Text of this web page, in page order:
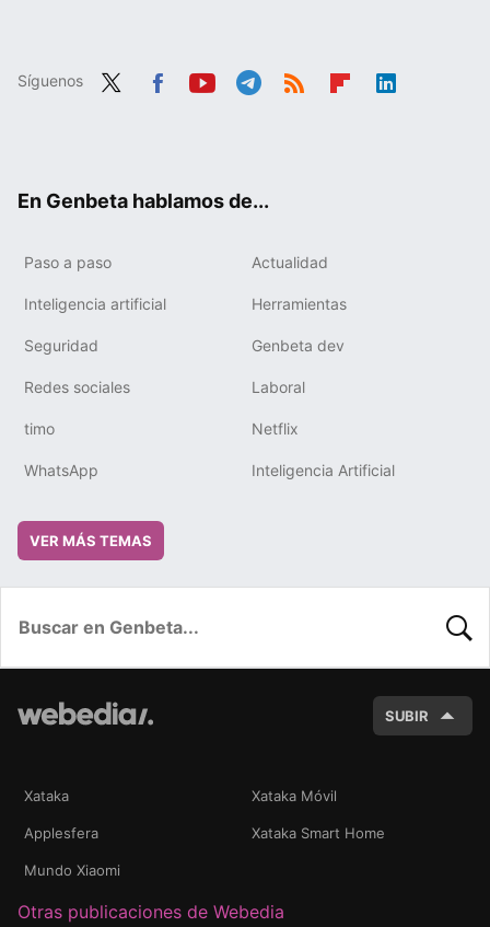
Síguenos
En Genbeta hablamos de...
Paso a paso Actualidad
Inteligencia artificial Herramientas
Seguridad Genbeta dev
Redes sociales Laboral
timo Netflix
WhatsApp Inteligencia Artificial
VER MÁS TEMAS
SUBIR
Xataka Xataka Móvil
Applesfera Xataka Smart Home
Mundo Xiaomi
Otras publicaciones de Webedia